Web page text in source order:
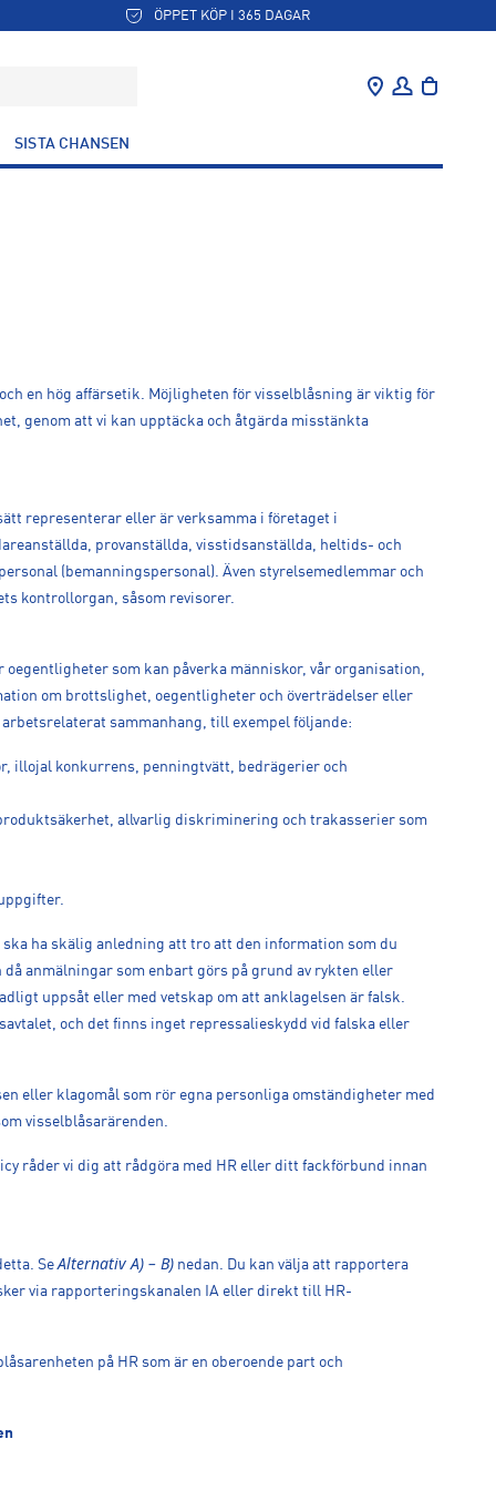
ÖPPET KÖP I 365 DAGAR
SISTA CHANSEN
en hög affärsetik. Möjligheten för visselblåsning är viktig för
genom att vi kan upptäcka och åtgärda misstänkta
representerar eller är verksamma i företaget i
provanställda, visstidsanställda, heltids- och
(bemanningspersonal). Även styrelsemedlemmar och
kontrollorgan, såsom revisorer.
som kan påverka människor, vår organisation,
om brottslighet, oegentligheter och överträdelser eller
sammanhang, till exempel följande:
illojal konkurrens, penningtvätt, bedrägerier och
allvarlig diskriminering och trakasserier som
ha skälig anledning att tro att den information som du
anmälningar som enbart görs på grund av rykten eller
uppsåt eller med vetskap om att anklagelsen är falsk.
och det finns inget repressalieskydd vid falska eller
eller klagomål som rör egna personliga omständigheter med
visselblåsarärenden.
råder vi dig att rådgöra med HR eller ditt fackförbund innan
SeAlternativ A) – B) nedan. Du kan välja att rapportera
via rapporteringskanalen IA eller direkt till HR-
på HR som är en oberoende part och